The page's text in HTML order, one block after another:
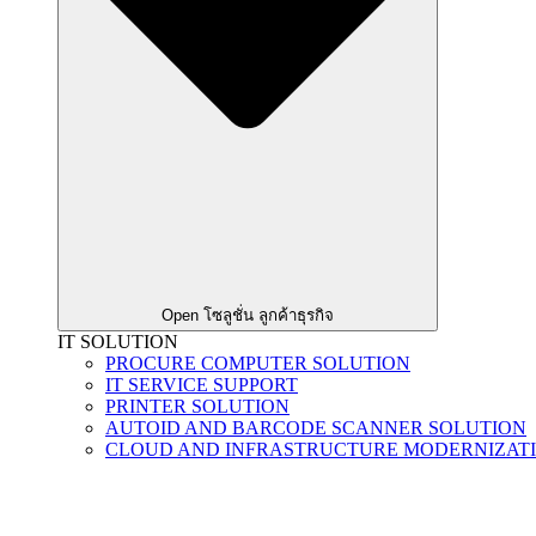
Open โซลูชั่น ลูกค้าธุรกิจ
IT SOLUTION
PROCURE COMPUTER SOLUTION
IT SERVICE SUPPORT
PRINTER SOLUTION
AUTOID AND BARCODE SCANNER SOLUTION
CLOUD AND INFRASTRUCTURE